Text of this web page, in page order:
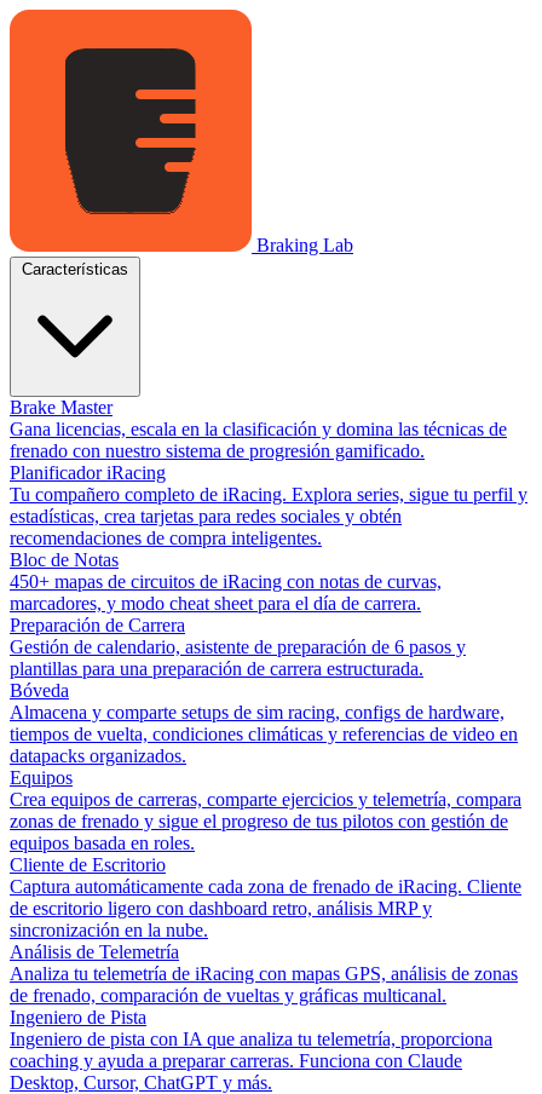
Braking Lab
Brake Master
Gana licencias, escala en la clasificación y domina las técnicas de
frenado con nuestro sistema de progresión gamificado.
Planificador iRacing
Tu compañero completo de iRacing. Explora series, sigue tu perfil y
estadísticas, crea tarjetas para redes sociales y obtén
recomendaciones de compra inteligentes.
Bloc de Notas
450+ mapas de circuitos de iRacing con notas de curvas,
marcadores, y modo cheat sheet para el día de carrera.
Preparación de Carrera
Gestión de calendario, asistente de preparación de 6 pasos y
plantillas para una preparación de carrera estructurada.
Bóveda
Almacena y comparte setups de sim racing, configs de hardware,
tiempos de vuelta, condiciones climáticas y referencias de video en
datapacks organizados.
Equipos
Crea equipos de carreras, comparte ejercicios y telemetría, compara
zonas de frenado y sigue el progreso de tus pilotos con gestión de
equipos basada en roles.
Cliente de Escritorio
Captura automáticamente cada zona de frenado de iRacing. Cliente
de escritorio ligero con dashboard retro, análisis MRP y
sincronización en la nube.
Análisis de Telemetría
Analiza tu telemetría de iRacing con mapas GPS, análisis de zonas
de frenado, comparación de vueltas y gráficas multicanal.
Ingeniero de Pista
Ingeniero de pista con IA que analiza tu telemetría, proporciona
coaching y ayuda a preparar carreras. Funciona con Claude
Desktop, Cursor, ChatGPT y más.